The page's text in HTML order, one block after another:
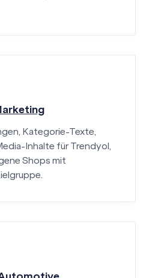
Kategorie-Texte,
Inhalte für Trendyol,
Shops mit